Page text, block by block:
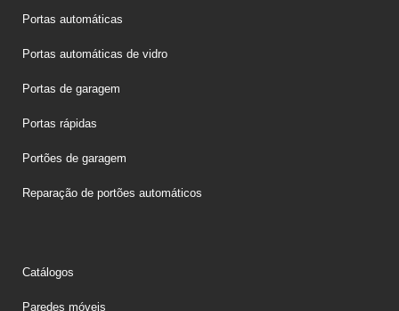
Portas automáticas
Portas automáticas de vidro
Portas de garagem
Portas rápidas
Portões de garagem
Reparação de portões automáticos
Catálogos
Paredes móveis